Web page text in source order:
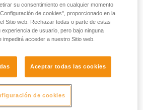
su consentimiento en cualquier momento
de cookies", proporcionado en la
Sitio web. Rechazar todas o parte de estas
de usuario, pero bajo ninguna
impedirá acceder a nuestro Sitio web.
Aceptar todas las cookies
de cookies